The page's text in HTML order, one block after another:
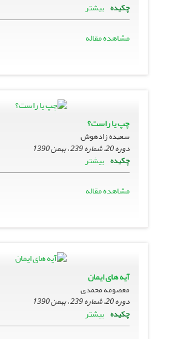
چکیده بیشتر
مشاهده مقاله
چپ یا راست؟
سعیده زادهوش
دوره 20، شماره 239 ، بهمن 1390
چکیده بیشتر
مشاهده مقاله
آیه های ایمان
معصومه محمدی
دوره 20، شماره 239 ، بهمن 1390
چکیده بیشتر